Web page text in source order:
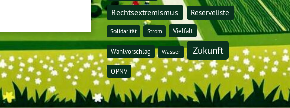
Rechtsextremismus Reserveliste
Solidarität Strom Vielfalt
Wahlvorschlag Wasser Zukunft
ÖPNV